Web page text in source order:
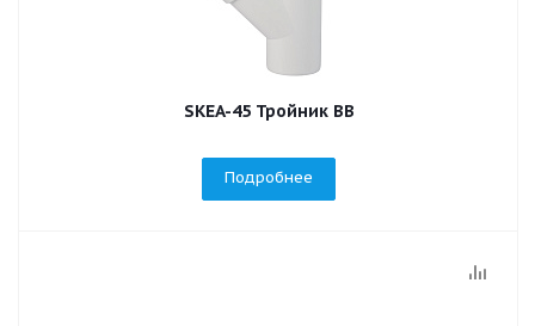
SKEA-45 Тройник ВВ
Подробнее